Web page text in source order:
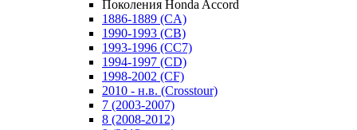
Поколения Honda Accord
1886-1889 (CA)
1990-1993 (CB)
1993-1996 (CC7)
1994-1997 (CD)
1998-2002 (CF)
2010 - н.в. (Crosstour)
7 (2003-2007)
8 (2008-2012)